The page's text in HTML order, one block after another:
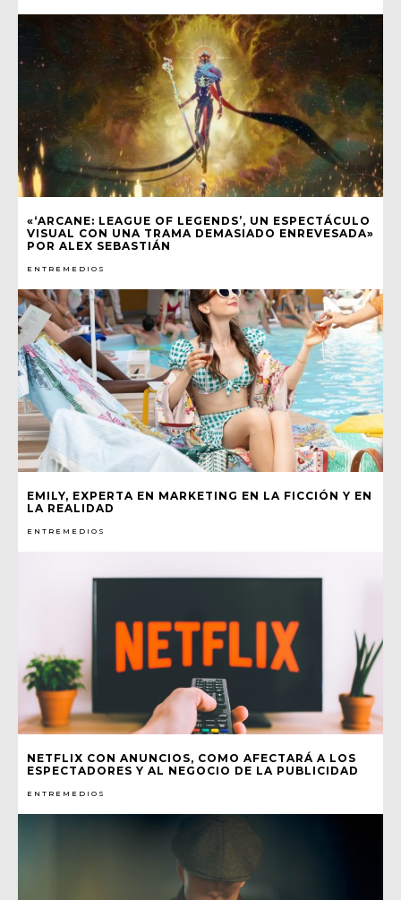
«‘ARCANE: LEAGUE OF LEGENDS’, UN ESPECTÁCULO
VISUAL CON UNA TRAMA DEMASIADO ENREVESADA»
POR ALEX SEBASTIÁN
ENTREMEDIOS
EMILY, EXPERTA EN MARKETING EN LA FICCIÓN Y EN
LA REALIDAD
ENTREMEDIOS
NETFLIX CON ANUNCIOS, COMO AFECTARÁ A LOS
ESPECTADORES Y AL NEGOCIO DE LA PUBLICIDAD
ENTREMEDIOS